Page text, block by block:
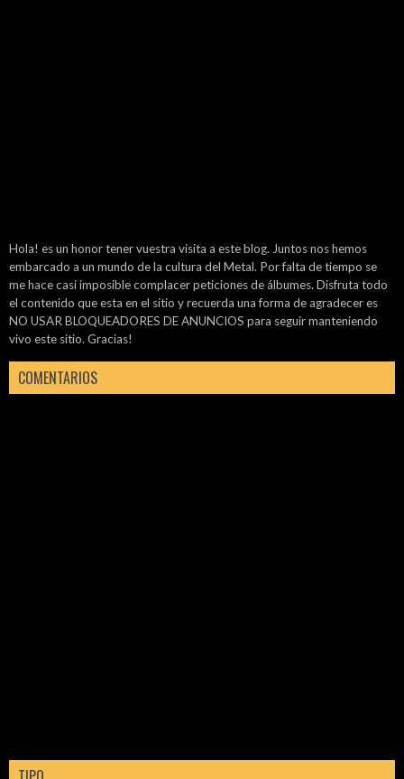
Hola! es un honor tener vuestra visita a este blog. Juntos nos hemos
embarcado a un mundo de la cultura del Metal. Por falta de tiempo se
me hace casi imposible complacer peticiones de álbumes. Disfruta todo
el contenido que esta en el sitio y recuerda una forma de agradecer es
NO USAR BLOQUEADORES DE ANUNCIOS para seguir manteniendo
vivo este sitio. Gracias!
COMENTARIOS